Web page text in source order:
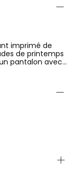
imprimé de
de printemps
pantalon avec
dans un doux
et permet
joyeux
du petit.